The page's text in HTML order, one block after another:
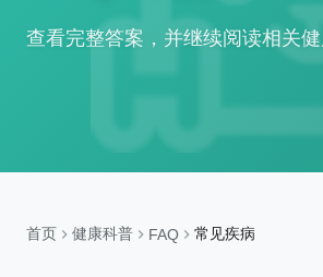
查看完整答案，并继续阅读相关健
首页 健康科普 FAQ 常见疾病